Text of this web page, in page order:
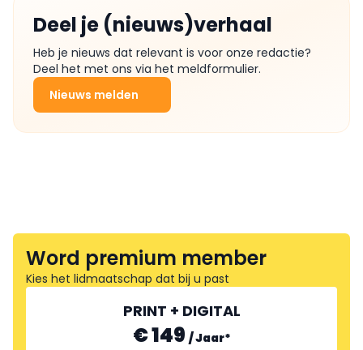
Deel je (nieuws)verhaal
Heb je nieuws dat relevant is voor onze redactie?
Deel het met ons via het meldformulier.
Nieuws melden
Word premium member
Kies het lidmaatschap dat bij u past
PRINT + DIGITAL
€ 149 /Jaar*